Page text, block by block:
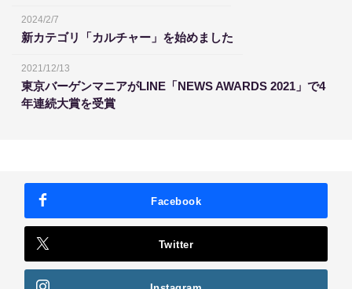
2024/2/7
新カテゴリ「カルチャー」を始めました
2021/12/13
東京バーゲンマニアがLINE「NEWS AWARDS 2021」で4
年連続大賞を受賞
Facebook
Twitter